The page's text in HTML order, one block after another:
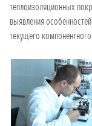
теплоизоляционных
выявления
текущего